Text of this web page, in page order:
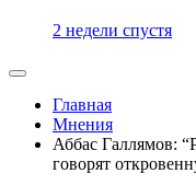
2 недели спустя
Главная
Мнения
Аббас Галлямов:
говорят